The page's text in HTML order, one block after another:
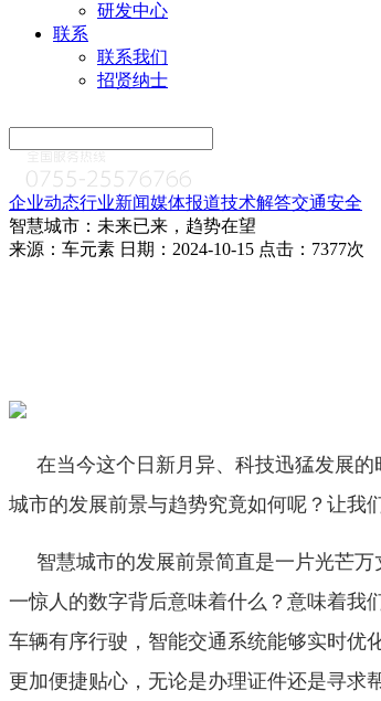
研发中心
联系
联系我们
招贤纳士
企业动态行业新闻媒体报道技术解答交通安全
智慧城市：未来已来，趋势在望
来源：车元素 日期：2024-10-15 点击：7377次
在当今这个日新月异、科技迅猛发展的
城市的发展前景与趋势究竟如何呢？让我
智慧城市的发展前景简直是一片光芒万
一惊人的数字背后意味着什么？意味着我
车辆有序行驶，智能交通系统能够实时优
更加便捷贴心，无论是办理证件还是寻求